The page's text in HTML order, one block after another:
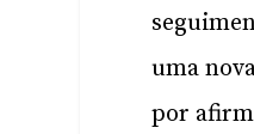
uma
por